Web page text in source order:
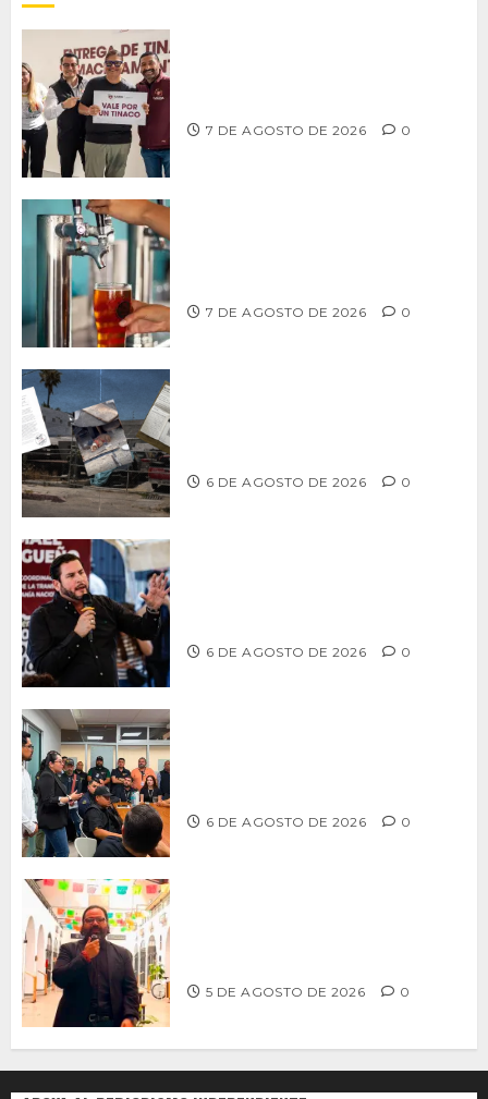
7 DE AGOSTO DE 2026 0
7 DE AGOSTO DE 2026 0
6 DE AGOSTO DE 2026 0
6 DE AGOSTO DE 2026 0
6 DE AGOSTO DE 2026 0
5 DE AGOSTO DE 2026 0